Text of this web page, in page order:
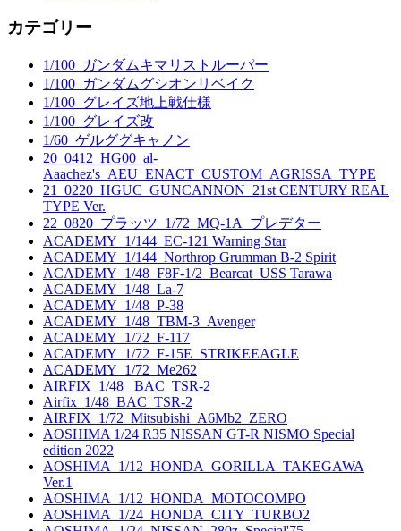
カテゴリー
1/100_ガンダムキマリストルーパー
1/100_ガンダムグシオンリベイク
1/100_グレイズ地上戦仕様
1/100_グレイズ改
1/60_ゲルググキャノン
20_0412_HG00_al-
Aaachez's_AEU_ENACT_CUSTOM_AGRISSA_TYPE
21_0220_HGUC_GUNCANNON_21st CENTURY REAL
TYPE Ver.
22_0820_プラッツ_1/72_MQ-1A_プレデター
ACADEMY_1/144_EC-121 Warning Star
ACADEMY_1/144_Northrop Grumman B-2 Spirit
ACADEMY_1/48_F8F-1/2_Bearcat_USS Tarawa
ACADEMY_1/48_La-7
ACADEMY_1/48_P-38
ACADEMY_1/48_TBM-3_Avenger
ACADEMY_1/72_F-117
ACADEMY_1/72_F-15E_STRIKEEAGLE
ACADEMY_1/72_Me262
AIRFIX_1/48_ BAC_TSR-2
Airfix_1/48_BAC_TSR-2
AIRFIX_1/72_Mitsubishi_A6Mb2_ZERO
AOSHIMA 1/24 R35 NISSAN GT-R NISMO Special
edition 2022
AOSHIMA_1/12_HONDA_GORILLA_TAKEGAWA
Ver.1
AOSHIMA_1/12_HONDA_MOTOCOMPO
AOSHIMA_1/24_HONDA_CITY_TURBO2